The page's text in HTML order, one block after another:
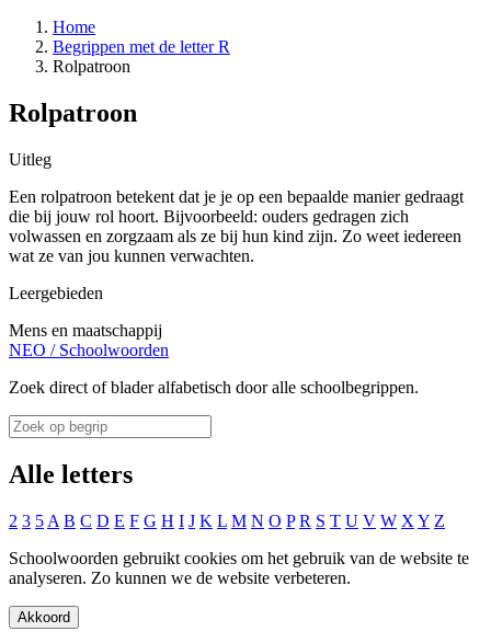
Home
Begrippen met de letter R
Rolpatroon
Rolpatroon
Uitleg
Een rolpatroon betekent dat je je op een bepaalde manier gedraagt
die bij jouw rol hoort. Bijvoorbeeld: ouders gedragen zich
volwassen en zorgzaam als ze bij hun kind zijn. Zo weet iedereen
wat ze van jou kunnen verwachten.
Leergebieden
Mens en maatschappij
NEO / Schoolwoorden
Zoek direct of blader alfabetisch door alle schoolbegrippen.
Alle letters
2 3 5 A B C D E F G H I J K L M N O P R S T U V W X Y Z
Schoolwoorden gebruikt cookies om het gebruik van de website te
analyseren. Zo kunnen we de website verbeteren.
Akkoord